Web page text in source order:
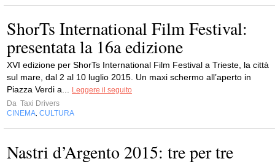
ShorTs International Film Festival:
presentata la 16a edizione
XVI edizione per ShorTs International Film Festival a Trieste, la città
sul mare, dal 2 al 10 luglio 2015. Un maxi schermo all’aperto in
Piazza Verdi a...
Leggere il seguito
Da Taxi Drivers
CINEMA CULTURA
Nastri d’Argento 2015: tre per tre